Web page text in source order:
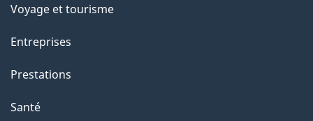
t
t
p
a
Voyage et tourisme
Entreprises
Prestations
Santé